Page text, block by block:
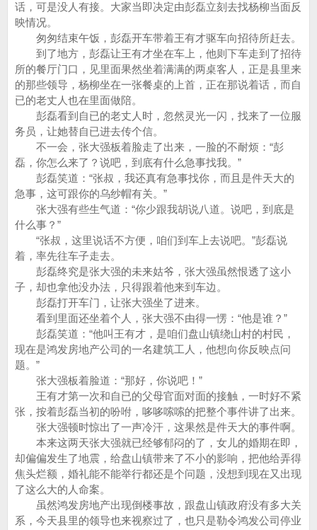
话，可是没人有接。大家当即决定由彭磊立刻去找杨柳当面反
映情况。
匆匆结束午饭，彭磊开车带着王有才驱车向招待所赶去。
到了地方，彭磊让王有才坐在车上，他则下车走到了招待
所的餐厅门口，见里面果然坐着满满的两桌客人，正是县里来
的那些领导，杨柳坐在一张餐桌的上首，正在那说着话，而自
已的老丈人也在里面做陪。
彭磊看到自已的老丈人时，忽然灵光一闪，找来了一位服
务员，让她替自已进去传个信。
不一会，张大强板着脸走了出来，一脸的不耐烦：“彭
磊，你怎么来了？说吧，到底有什么急事找我。”
彭磊笑道：“张叔，我还真有急事找你，而且是件天大的
急事，这可跟你的乌纱帽有关。”
张大强有些生气道：“你少跟我胡说八道。说吧，到底是
什么事？”
“张叔，这里说话不方便，咱们到车上去说吧。”彭磊说
着，率先往车子走去。
彭磊终究是张大强的未来姑爷，张大强虽然恨透了这小
子，却也拿他没办法，只得跟着他来到车边。
彭磊打开车门，让张大强坐了进来。
看到里面还坐着个人，张大强不由得一愣：“他是谁？”
彭磊笑道：“他叫王有才，是咱们盘山镇绕山村的村民，
现在是鸿发房地产公司的一名建筑工人，他想向你反映点问
题。”
张大强板着脸道：“那好，你说吧！”
王有才第一次和自已的父母官面对面的接触，一时好不紧
张，按着彭磊当初的吩咐，哆哆嗦嗦的把整个事件讲了出来。
张大强顿时惊出了一声冷汗，这果然是件天大的事件啊。
本来这两天张大强就已经够郁闷的了，女儿的婚期在即，
却偏偏发生了地震，给盘山镇带来了不小的影响，把他给弄得
焦头烂额，婚礼能不能举行都还是个问题，没想到现在又出现
了这么大的人命案。
虽然鸿发房地产出现倒楼事故，跟盘山镇政府没有多大关
系，今天县里的领导也来视察过了，也只是勒令鸿发公司停业